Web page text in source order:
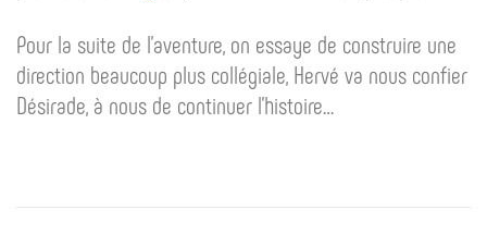
Pour la suite de l’aventure, on essaye de construire une
direction beaucoup plus collégiale, Hervé va nous confier
Désirade, à nous de continuer l’histoire…